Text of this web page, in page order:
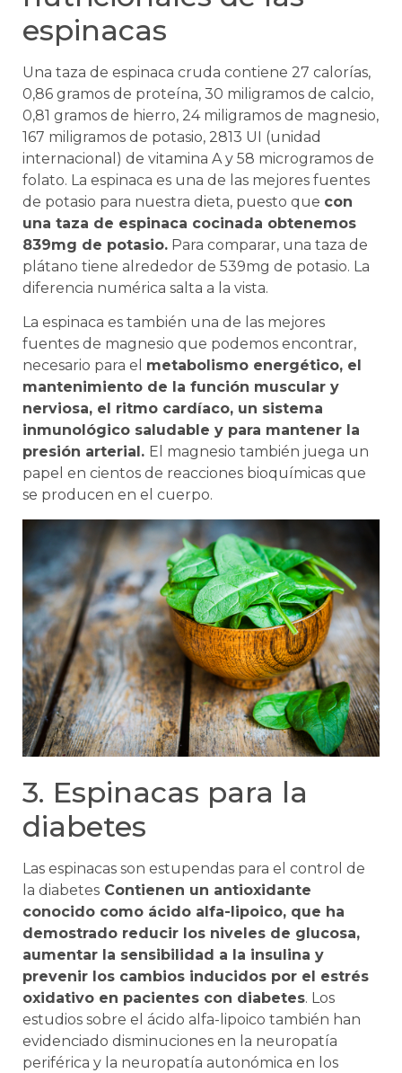
espinacas
Una taza de espinaca cruda contiene 27 calorías,
0,86 gramos de proteína, 30 miligramos de calcio,
0,81 gramos de hierro, 24 miligramos de magnesio,
167 miligramos de potasio, 2813 UI (unidad
internacional) de vitamina A y 58 microgramos de
folato. La espinaca es una de las mejores fuentes
de potasio para nuestra dieta, puesto que con
una taza de espinaca cocinada obtenemos
839mg de potasio. Para comparar, una taza de
plátano tiene alrededor de 539mg de potasio. La
diferencia numérica salta a la vista.
La espinaca es también una de las mejores
fuentes de magnesio que podemos encontrar,
necesario para el metabolismo energético, el
mantenimiento de la función muscular y
nerviosa, el ritmo cardíaco, un sistema
inmunológico saludable y para mantener la
presión arterial. El magnesio también juega un
papel en cientos de reacciones bioquímicas que
se producen en el cuerpo.
3. Espinacas para la
diabetes
Las espinacas son estupendas para el control de
la diabetes Contienen un antioxidante
conocido como ácido alfa-lipoico, que ha
demostrado reducir los niveles de glucosa,
aumentar la sensibilidad a la insulina y
prevenir los cambios inducidos por el estrés
oxidativo en pacientes con diabetes. Los
estudios sobre el ácido alfa-lipoico también han
evidenciado disminuciones en la neuropatía
periférica y la neuropatía autonómica en los